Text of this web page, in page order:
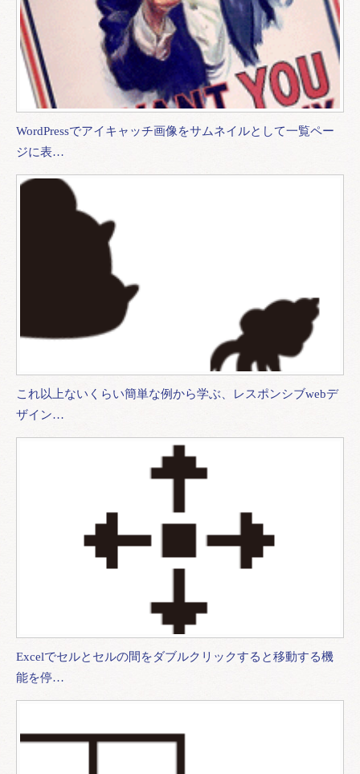
WordPressでアイキャッチ画像をサムネイルとして一覧ペー
ジに表…
これ以上ないくらい簡単な例から学ぶ、レスポンシブwebデ
ザイン…
Excelでセルとセルの間をダブルクリックすると移動する機
能を停…